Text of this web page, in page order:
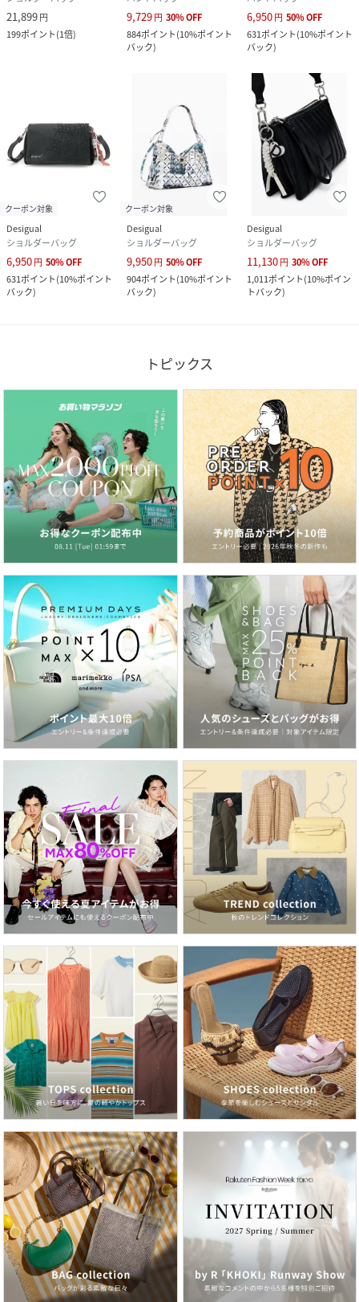
21,899円
199ポイント(1倍)
9,729円 30%OFF
884ポイント(10%ポイント
バック)
6,950円 50%OFF
631ポイント(10%ポイント
バック)
クーポン対象
Desigual
ショルダーバッグ
6,950円 50%OFF
631ポイント(10%ポイント
バック)
クーポン対象
Desigual
ショルダーバッグ
9,950円 50%OFF
904ポイント(10%ポイント
バック)
Desigual
ショルダーバッグ
11,130円 30%OFF
1,011ポイント(10%ポイン
トバック)
トピックス